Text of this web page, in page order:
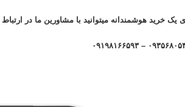
یک خرید هوشمندانه میتوانید با مشاورین ما در
– ۰۹۱۹۸۱۶۶۵۹۳